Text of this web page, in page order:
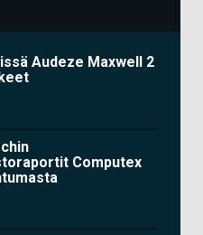
Audeze Maxwell 2
Computex